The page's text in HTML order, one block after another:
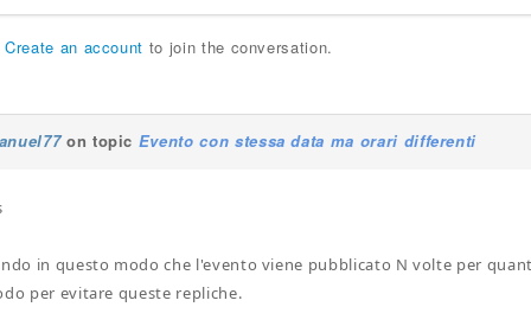
Create an account to join the conversation.
on topic Evento con stessa data ma orari differenti
in questo modo che l'evento viene pubblicato N volte per
per evitare queste repliche.